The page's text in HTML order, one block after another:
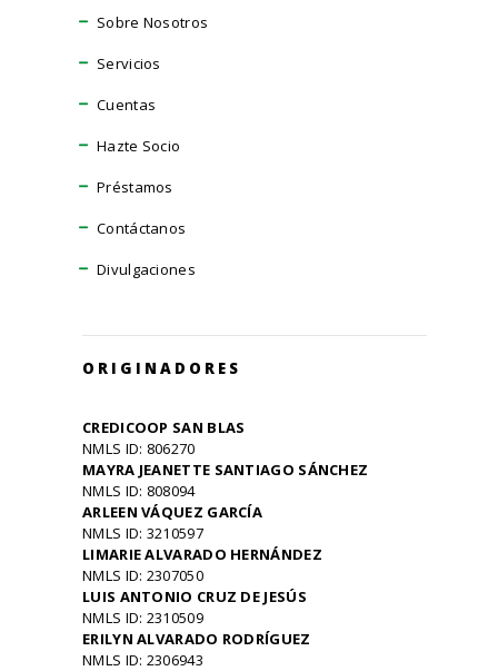
Sobre Nosotros
Servicios
Cuentas
Hazte Socio
Préstamos
Contáctanos
Divulgaciones
ORIGINADORES
CREDICOOP SAN BLAS
NMLS ID: 806270
MAYRA JEANETTE SANTIAGO SÁNCHEZ
NMLS ID: 808094
ARLEEN VÁQUEZ GARCÍA
NMLS ID: 3210597
LIMARIE ALVARADO HERNÁNDEZ
NMLS ID: 2307050
LUIS ANTONIO CRUZ DE JESÚS
NMLS ID: 2310509
ERILYN ALVARADO RODRÍGUEZ
NMLS ID: 2306943